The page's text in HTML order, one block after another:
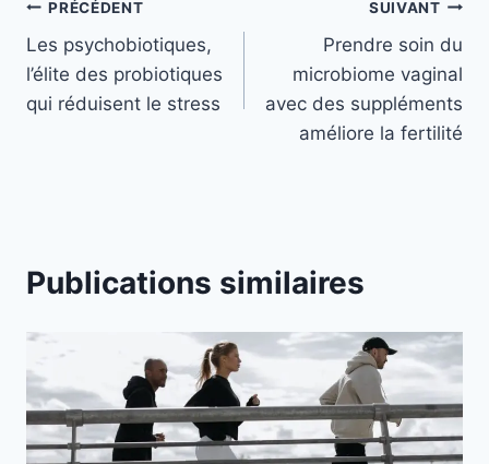
Navigation
de
l’article
PRÉCÉDENT
Les psychobiotiques,
l’élite des probiotiques
qui réduisent le stress
SUIVANT
Prendre soin du
microbiome vaginal
avec des suppléments
améliore la fertilité
Publications similaires